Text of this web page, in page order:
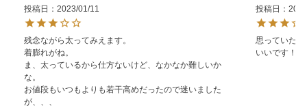
投稿日
2023/01/11
残念ながら太ってみえます。
着膨れがね。
ま、太っているから仕方ないけど、なかなか難しいか
な。
お値段もいつもよりも若干高めだったので迷いました
が、、、
投稿日
思っていた
いいです！